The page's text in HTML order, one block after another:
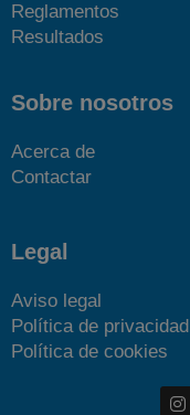
Reglamentos
Resultados
Sobre nosotros
Acerca de
Contactar
Legal
Aviso legal
Política de privacidad
Política de cookies